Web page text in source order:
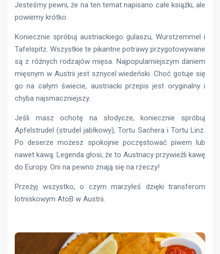
Jesteśmy pewni, że na ten temat napisano całe książki, ale
powiemy krótko.
Koniecznie spróbuj austriackiego gulaszu, Wurstzemmel i
Tafelspitz. Wszystkie te pikantne potrawy przygotowywane
są z różnych rodzajów mięsa. Najpopularniejszym daniem
mięsnym w Austrii jest sznycel wiedeński. Choć gotuje się
go na całym świecie, austriacki przepis jest oryginalny i
chyba najsmaczniejszy.
Jeśli masz ochotę na słodycze, koniecznie spróbuj
Apfelstrudel (strudel jabłkowy), Tortu Sachera i Tortu Linz.
Po deserze możesz spokojnie poczęstować piwem lub
nawet kawą. Legenda głosi, że to Austriacy przywieźli kawę
do Europy. Oni na pewno znają się na rzeczy!
Przeżyj wszystko, o czym marzyłeś dzięki transferom
lotniskowym AtoB w Austrii.